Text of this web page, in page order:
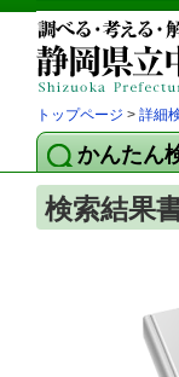
トップページ > 詳細
かんたん
検索結果